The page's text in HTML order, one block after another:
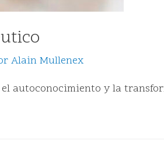
Alain Mullenex
autoconocimiento y la